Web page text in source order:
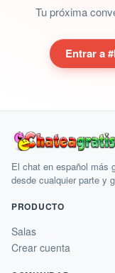
Tu próxima
Entrar a
El chat en español más
desde cualquier parte y
PRODUCTO
Salas
Crear cuenta